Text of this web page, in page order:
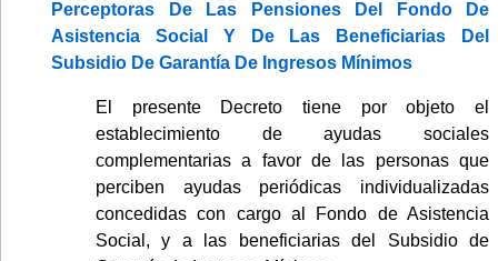
Perceptoras De Las Pensiones Del Fondo De
Asistencia Social Y De Las Beneficiarias Del
Subsidio De Garantía De Ingresos Mínimos
El presente Decreto tiene por objeto el
establecimiento de ayudas sociales
complementarias a favor de las personas que
perciben ayudas periódicas individualizadas
concedidas con cargo al Fondo de Asistencia
Social, y a las beneficiarias del Subsidio de